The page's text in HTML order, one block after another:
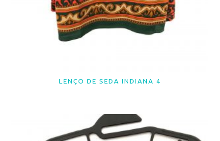
LER MAIS
LENÇO DE SEDA INDIANA 4